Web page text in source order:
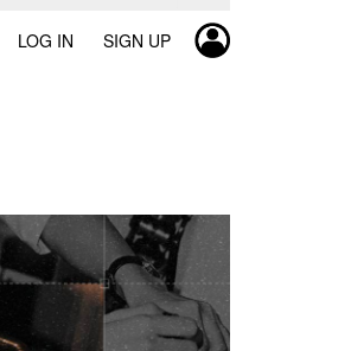
LOG IN SIGN UP